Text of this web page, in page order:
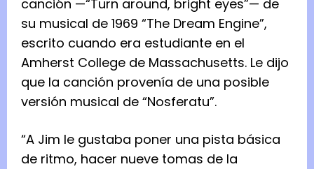
canción —“Turn around, bright eyes”— de
su musical de 1969 “The Dream Engine”,
escrito cuando era estudiante en el
Amherst College de Massachusetts. Le dijo
que la canción provenía de una posible
versión musical de “Nosferatu”.
“A Jim le gustaba poner una pista básica
de ritmo, hacer nueve tomas de la